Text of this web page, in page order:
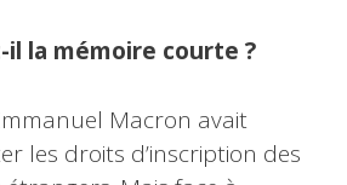
la mémoire courte ?
Macron avait
les droits d’inscription des